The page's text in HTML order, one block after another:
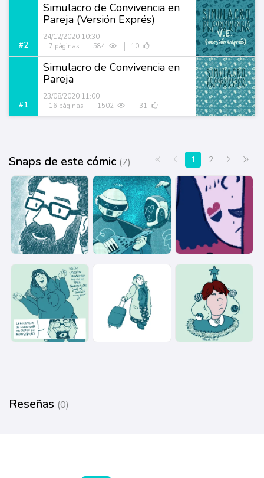
#2
Simulacro de Convivencia en
Pareja (Versión Exprés)
24/12/2020 10:30
7 páginas 584 10
#1
Simulacro de Convivencia en
Pareja
23/08/2020 11:00
16 páginas 1502 31
Snaps de este cómic (7) Primera página
Anterior
1 2 Siguiente
Reseñas (0)